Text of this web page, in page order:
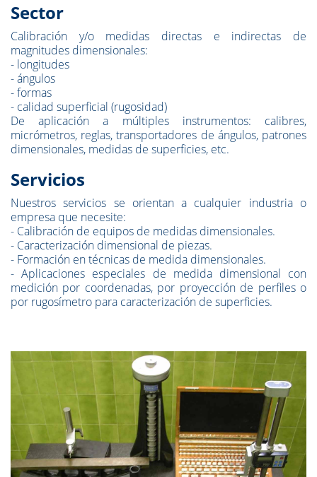
Sector
Calibración y/o medidas directas e indirectas de
magnitudes dimensionales:
- longitudes
- ángulos
- formas
- calidad superficial (rugosidad)
De aplicación a múltiples instrumentos: calibres,
micrómetros, reglas, transportadores de ángulos, patrones
dimensionales, medidas de superficies, etc.
Servicios
Nuestros servicios se orientan a cualquier industria o
empresa que necesite:
- Calibración de equipos de medidas dimensionales.
- Caracterización dimensional de piezas.
- Formación en técnicas de medida dimensionales.
- Aplicaciones especiales de medida dimensional con
medición por coordenadas, por proyección de perfiles o
por rugosímetro para caracterización de superficies.